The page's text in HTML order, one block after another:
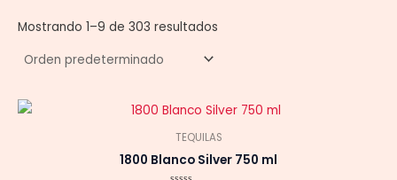
Mostrando 1–9 de 303 resultados
TEQUILAS
1800 Blanco Silver 750 ml